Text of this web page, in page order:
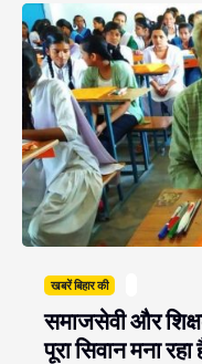
खबरें बिहार की
समाजसेवी और
पूरा सिवान मना